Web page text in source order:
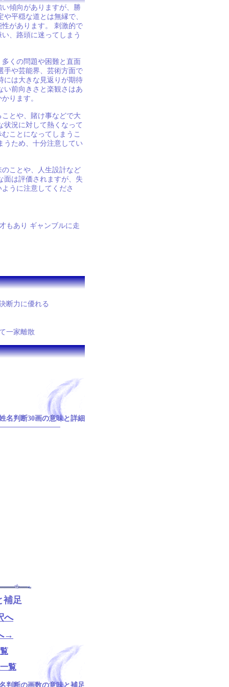
傾向がありますが、勝
平穏な道とは無縁で、
があります。 刺激的で
、路頭に迷ってしまう
くの問題や困難と直面
手や芸能界、芸術方面で
には大きな見返りが期待
い前向きさと楽観さはあ
ります。
とや、賭け事などで大
状況に対して熱くなって
ことになってしまうこ
うため、十分注意してい
ことや、人生設計など
面は評価されますが、失
うに注意してくださ
もあり ギャンブルに走
断力に優れる
一家離散
名判断30画の意味と詳細
補足
へ
→
覧
判断の画数の意味と補足